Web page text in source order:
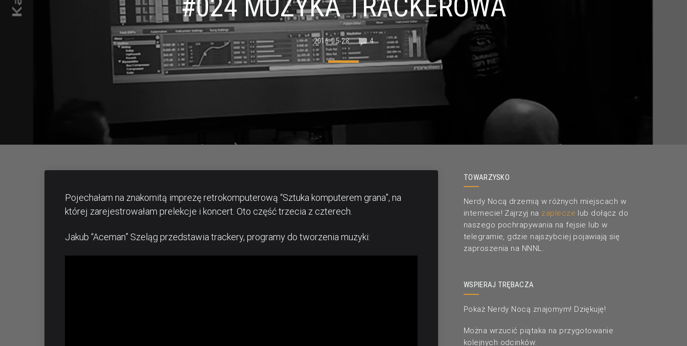
2016-05-28 4
Pojechałam na znakomitą imprezę retrokomputerową “Sztuka komputerem grana”, na
której zarejestrowałam prelekcje i koncert. Oto część trzecia z czterech.
Jakub “Aceman” Szeląg przedstawia trackery, programy do tworzenia muzyki:
TOWARZYSKO
Nerdy Nocą drzemią w różnych miejscach w
internecie! Zajrzyj na zaplecze lub dołącz do
naszego pochrapywania na fejsie lub w
telegramie, gdzie najszybciej pojawiają się
zaproszenia na NNNL.
WSPIERAJ TRĘBACZA
Pokaż Nerdy Nocą znajomym! Dziękuję!
Można wrzucić piątaka na przygotowanie
kolejnych odcinków: